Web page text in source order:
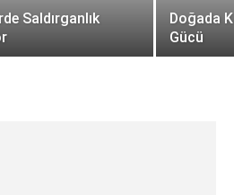
Saldırganlık
Doğada
Gücü